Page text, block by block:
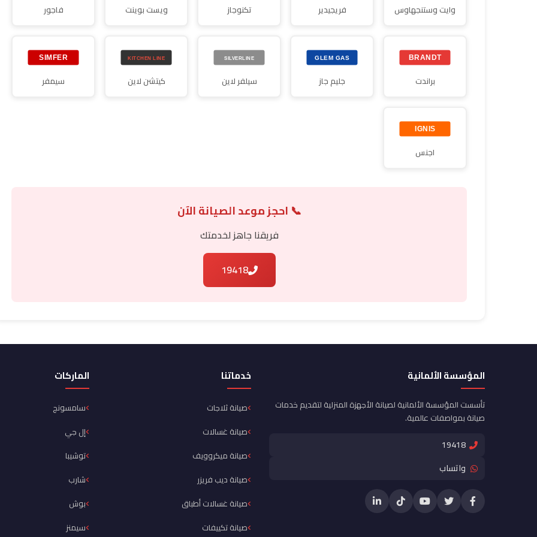
وايت وستنجهاوس فريجيدير تكنوجاز ويست بوينت فاجور
براندت جليم جاز سيلفر لاين كيتشن لاين سيمفر
اجنس
📞 احجز موعد الصيانة الآن
فريقنا جاهز لخدمتك
19418
المؤسسة الألمانية
تأسست المؤسسة الألمانية لصيانة الأجهزة المنزلية لتقديم خدمات
صيانة بمواصفات عالمية.
19418
واتساب
خدماتنا
صيانة ثلاجات
صيانة غسالات
صيانة ميكروويف
صيانة ديب فريزر
صيانة غسالات أطباق
صيانة تكييفات
الماركات
سامسونج
إل جي
توشيبا
شارب
بوش
سيمنز